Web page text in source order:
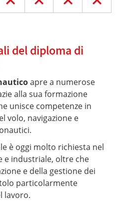
del diploma di
apre a numerose
alla sua formazione
unisce competenze in
volo, navigazione e
è oggi molto richiesta nel
e industriale, oltre che
e della gestione dei
particolarmente
lavoro.